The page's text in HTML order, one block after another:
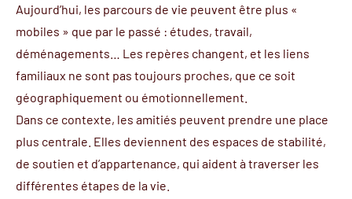
Aujourd’hui, les parcours de vie peuvent être plus «
mobiles » que par le passé : études, travail,
déménagements… Les repères changent, et les liens
familiaux ne sont pas toujours proches, que ce soit
géographiquement ou émotionnellement.
Dans ce contexte, les amitiés peuvent prendre une place
plus centrale. Elles deviennent des espaces de stabilité,
de soutien et d’appartenance, qui aident à traverser les
différentes étapes de la vie.